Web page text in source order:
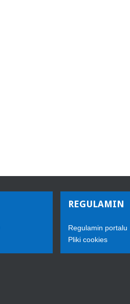
REGULAMIN
Regulamin portalu
Pliki cookies